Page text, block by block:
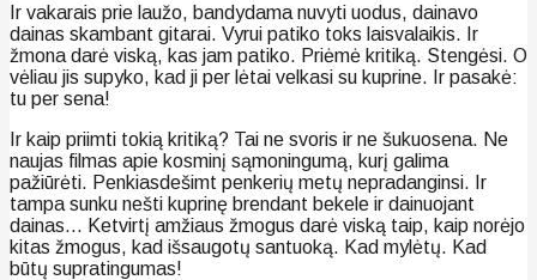
Ir vakarais prie laužo, bandydama nuvyti uodus, dainavo
dainas skambant gitarai. Vyrui patiko toks laisvalaikis. Ir
žmona darė viską, kas jam patiko. Priėmė kritiką. Stengėsi. O
vėliau jis supyko, kad ji per lėtai velkasi su kuprine. Ir pasakė:
tu per sena!
Ir kaip priimti tokią kritiką? Tai ne svoris ir ne šukuosena. Ne
naujas filmas apie kosminį sąmoningumą, kurį galima
pažiūrėti. Penkiasdešimt penkerių metų nepradanginsi. Ir
tampa sunku nešti kuprinę brendant bekele ir dainuojant
dainas… Ketvirtį amžiaus žmogus darė viską taip, kaip norėjo
kitas žmogus, kad išsaugotų santuoką. Kad mylėtų. Kad
būtų supratingumas!